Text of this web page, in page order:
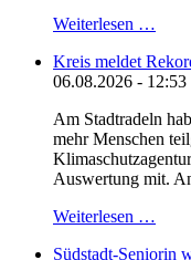
Weiterlesen …
Kreis meldet
06.08.2026 - 12:53
Am Stadtradeln
mehr Menschen
Auswertung mit.
Weiterlesen …
Südstadt-Seniorin